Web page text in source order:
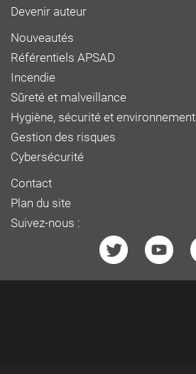
Devenir auteur
Nouveautés
Référentiels APSAD
Incendie
Sûreté et malveillance
Hygiène, sécurité et environnement
Gestion des risques
Cybersécurité
Contact
Plan du site
Suivez-nous :